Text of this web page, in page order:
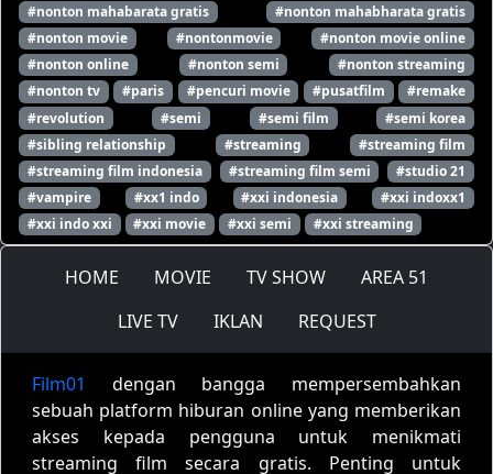
#nonton mahabarata gratis
#nonton mahabharata gratis
#nonton movie
#nontonmovie
#nonton movie online
#nonton online
#nonton semi
#nonton streaming
#nonton tv
#paris #pencuri movie #pusatfilm
#remake
#revolution
#semi #semi film
#semi korea
#sibling relationship
#streaming
#streaming film
#streaming film indonesia
#streaming film semi
#studio 21
#vampire
#xx1 indo #xxi indonesia
#xxi indoxx1
#xxi indo xxi
#xxi movie #xxi semi #xxi streaming
HOME MOVIE TV SHOW
AREA 51
LIVE TV
IKLAN REQUEST
Film01
dengan bangga mempersembahkan
sebuah platform hiburan online yang memberikan
akses kepada pengguna untuk menikmati
streaming film secara gratis. Penting untuk